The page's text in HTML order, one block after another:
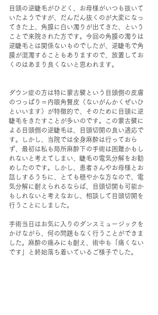
目頭の逆睫毛がひどく、お母様がいつも抜いて
いたようですが、だんだん抜くのが大変になっ
てきた上、角膜に白い濁りが出てきた、という
ことで来院された方です。今回の角膜の濁りは
逆睫毛とは関係ないものでしたが、逆睫毛で角
膜が混濁することもありますので、放置してお
くのはあまり良くないと思われます。
ダウン症の方は特に蒙古襞という目頭側の皮膚
のつっぱり＝内眼角贅皮（ないがんかくぜいひ
といいます）が特徴的で、そのために目頭に逆
睫毛をきたすことが多いのです。この蒙古襞に
よる目頭側の逆睫毛は、目頭切開の良い適応で
す。しかし、当院では全身麻酔は行っておら
ず、最初は私も局所麻酔下の手術は困難かもし
れないと考えてしまい、睫毛の電気分解をお勧
めしたのです。しかし、患者さんやお母様とお
話しするうちに、とても穏やかな方なので、電
気分解に耐えられるならば、目頭切開も可能か
もしれないと考えなおし、相談して目頭切開を
行うことにしました。
手術当日はお気に入りのダンスミュージックを
かけながら、何の問題もなく行うことができま
した。麻酔の痛みにも耐え、術中も「痛くない
です」と終始落ち着いているご様子でした。